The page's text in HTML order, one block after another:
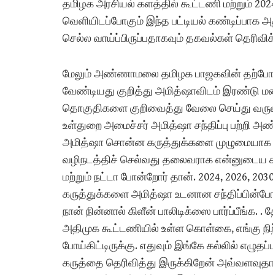
தமிழக அரசியல் களத்தில் கூட்டணி
வெளியிடப்போகும் இந்த பட்டியல் கண்டிப்பாக
செல்ல வாய்ப்பிருப்பதாகவும் தகவல்கள்
மேலும் அண்ணாமலை தமிழக பாஜகவின்
வேண்டியது குறித்து அமித்ஷாவிடம் இரண்டு
தொகுதிகளை குறிவைத்து வேலை செய்து
உள்துறை அமைச்சர் அமித்ஷா சந்திப்பு
அமித்ஷா சொன்ன கருத்துக்களை முழுமையாக
வழிநடத்திச் செல்வது தலைவராக என்னுடைய
மற்றும் நட்டா போன்றோர் தான். 2024, 2026,
கருத்துக்களை அமித்ஷா உடனான
நான் நின்னால் கிளீன் பாலிடிக்ஸை பார்ப்பீங்க. .
அதிமுக கூட்டணியில் உள்ள கொள்கை, எங்கு
போய்கிட்டிருக்கு. எதுவும் இங்கே கல்லில்
கருத்தை தெரிவித்து இருக்கிறேன்